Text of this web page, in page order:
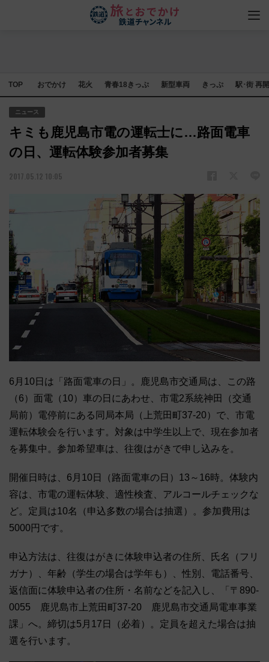
TOP おでかけ 花火 青春18きっぷ 新型車両 きっぷ 駅･街 再
ニュース
キミも鹿児島市電の運転士に…路面電車
の日、運転体験参加者募集
2017.05.12 10:05
6月10日は「路面電車の日」。鹿児島市交通局は、この路
（6）面電（10）車の日にあわせ、市電2系統神田（交通
局前）電停前にある同局本局（上荒田町37-20）で、市電
運転体験会を行います。対象は中学生以上で、現在参加者
を募集中。参加希望車は、往復はがきで申し込みを。
開催日時は、6月10日（路面電車の日）13～16時。体験内
容は、市電の運転体験、適性検査、アルコールチェックな
ど。定員は10名（申込多数の場合は抽選）。参加費用は
5000円です。
申込方法は、往復はがきに体験申込者の住所、氏名（フリ
ガナ）、年齢（学生の場合は学年も）、性別、電話番号、
返信面に体験申込者の住所・名前などを記入し、「〒890-
0055 鹿児島市上荒田町37-20 鹿児島市交通局電車事業
課」へ。締切は5月17日（必着）。定員を超えた場合は抽
選を行います。